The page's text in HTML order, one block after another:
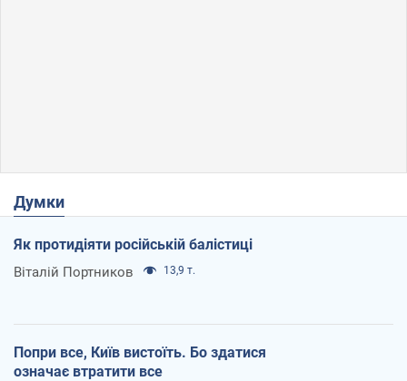
Думки
Як протидіяти російській балістиці
Віталій Портников 13,9 т.
Попри все, Київ вистоїть. Бо здатися
означає втратити все